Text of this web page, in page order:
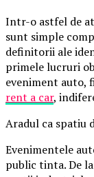
Intr-o astfel de
sunt simple
definitorii ale
primele lucruri
eveniment auto,
rent a car,
Aradul ca spatiu
Evenimentele
public tinta. De